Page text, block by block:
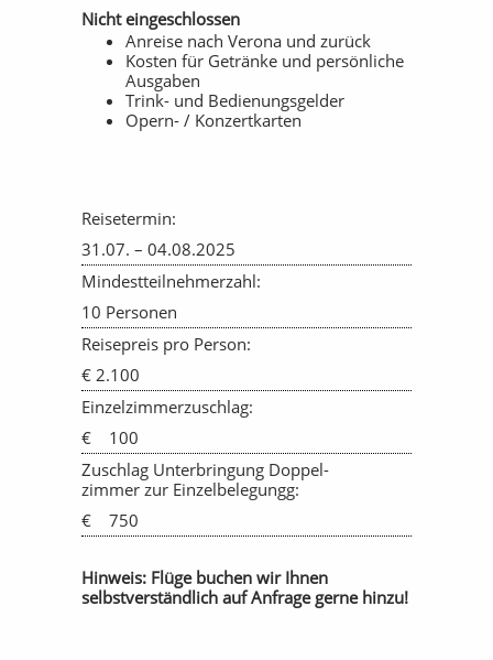
Nicht eingeschlossen
Anreise nach Verona und zurück
Kosten für Getränke und persönliche
Ausgaben
Trink- und Bedienungsgelder
Opern- / Konzertkarten
Reisetermin:
31.07. – 04.08.2025
Mindestteilnehmerzahl:
10 Personen
Reisepreis pro Person:
€ 2.100
Einzelzimmerzuschlag:
€ 100
Zuschlag Unterbringung Doppel-
zimmer zur Einzelbelegungg:
€ 750
Hinweis: Flüge buchen wir Ihnen
selbstverständlich auf Anfrage gerne hinzu!